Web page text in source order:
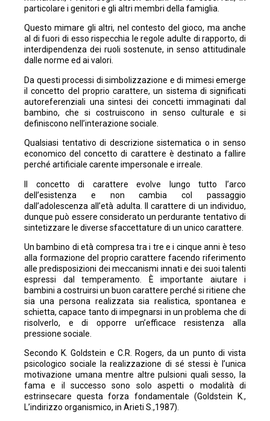
particolare i genitori e gli altri membri della famiglia.
Questo mimare gli altri, nel contesto del gioco, ma anche
al di fuori di esso rispecchia le regole adulte di rapporto, di
interdipendenza dei ruoli sostenute, in senso attitudinale
dalle norme ed ai valori.
Da questi processi di simbolizzazione e di mimesi emerge
il concetto del proprio carattere, un sistema di significati
autoreferenziali una sintesi dei concetti immaginati dal
bambino, che si costruiscono in senso culturale e si
definiscono nell’interazione sociale.
Qualsiasi tentativo di descrizione sistematica o in senso
economico del concetto di carattere è destinato a fallire
perché artificiale carente impersonale e irreale.
Il concetto di carattere evolve lungo tutto l’arco
dell’esistenza e non cambia col passaggio
dall’adolescenza all’età adulta. Il carattere di un individuo,
dunque può essere considerato un perdurante tentativo di
sintetizzare le diverse sfaccettature di un unico carattere.
Un bambino di età compresa tra i tre e i cinque anni è teso
alla formazione del proprio carattere facendo riferimento
alle predisposizioni dei meccanismi innati e dei suoi talenti
espressi dal temperamento. È importante aiutare i
bambini a costruirsi un buon carattere perché si ritiene che
sia una persona realizzata sia realistica, spontanea e
schietta, capace tanto di impegnarsi in un problema che di
risolverlo, e di opporre un’efficace resistenza alla
pressione sociale.
Secondo K. Goldstein e C.R. Rogers, da un punto di vista
psicologico sociale la realizzazione di sé stessi è l’unica
motivazione umana mentre altre pulsioni quali sesso, la
fama e il successo sono solo aspetti o modalità di
estrinsecare questa forza fondamentale (Goldstein K.,
L’indirizzo organismico, in Arieti S.,1987).